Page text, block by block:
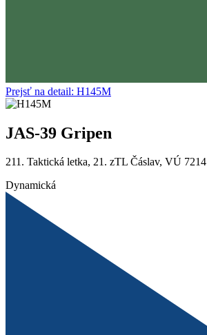
Prejsť na detail: H145M
JAS-39 Gripen
211. Taktická letka, 21. zTL Čáslav, VÚ 7214
Dynamická